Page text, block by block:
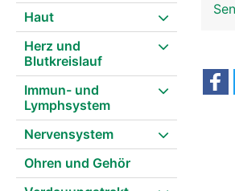
Haut
Herz und
Blutkreislauf
Immun- und
Lymphsystem
Nervensystem
Ohren und Gehör